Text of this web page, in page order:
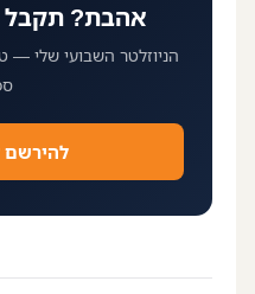
אהבת? תקבל
הניוזלטר השבועי שלי
להירשם